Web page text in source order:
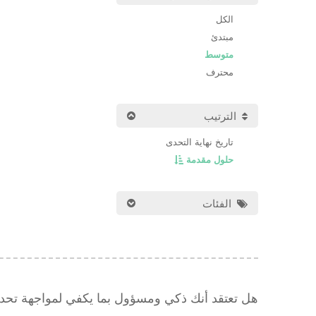
الكل
مبتدئ
متوسط
محترف
الترتيب
تاريخ نهاية التحدى
حلول مقدمة
الفئات
هل تعتقد أنك ذكي ومسؤول بما يكفي لمواجهة